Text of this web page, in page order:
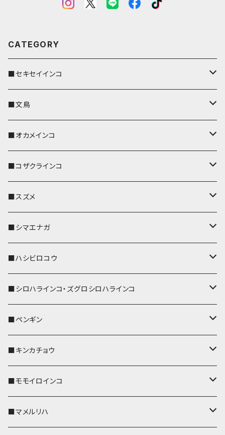
CATEGORY
■セキセイインコ
キーカバー
キーホルダー
パスケース
リール付きストラップ
リールのみ
ストラップ付
IDカードホルダー
キーケース
名刺入れ・カードケース
コインケース
メガネケース
ポシェット・バッグ
帆布・デニム
Apple Watchバンド
■文鳥
キーカバー
キーホルダー
パスケース
リール付きストラップ
リールのみ
ストラップ付
キーケース
名刺入れ・カードケース
メガネケース
IDカードホルダー
ポシェット・バッグ
帆布・デニム
ポーチ
■オカメインコ
キーカバー
キーホルダー
パスケース
IDカードホルダー
リール付きストラップ
リールのみ
ストラップ付
キーケース
名刺入れ・カードケース
ポシェット・バッグ
帆布・デニム
ポーチ
■コザクラインコ
キーカバー
キーホルダー
パスケース
リール付きストラップ
リールのみ
ストラップ付
メガネケース
コインケース
IDカードホルダー
ポーチ
■スズメ
キーカバー
キーホルダー
パスケース
リール付きストラップ
リールのみ
ストラップ付
IDカードホルダー
メガネケース
コインケース
■シマエナガ
キーカバー
キーホルダー
パスケース
IDカードホルダー
リール付きストラップ
リールのみ
キーケース
■ハシビロコウ
キーカバー
キーホルダー
リール付きストラップ
リールのみ
ストラップ付
レザートレイ
パスケース
■シロハラインコ・ズグロシロハラインコ
キーカバー
キーホルダー
リール付きストラップ
リールのみ
パスケース
■ペンギン
キーカバー
キーホルダー
パスケース
■キンカチョウ
キーカバー
AppleWatchバンド
■モモイロインコ
キーカバー
■マメルリハ